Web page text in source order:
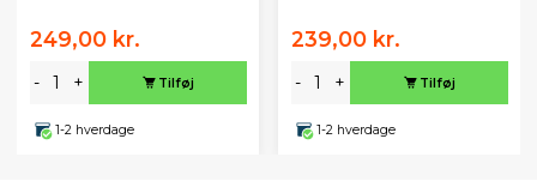
249,00 kr.
- + Tilføj
1-2 hverdage
239,00 kr.
- + Tilføj
1-2 hverdage